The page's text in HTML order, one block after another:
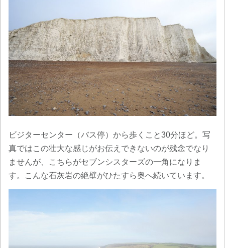
ビジターセンター（バス停）から歩くこと30分ほど。写
真ではこの壮大な感じがお伝えできないのが残念でなり
ませんが、こちらがセブンシスターズの一角になりま
す。こんな石灰岩の絶壁がひたすら奥へ続いています。